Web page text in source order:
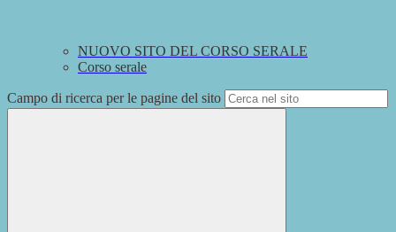
NUOVO SITO DEL CORSO SERALE
Corso serale
Campo di ricerca per le pagine del sito